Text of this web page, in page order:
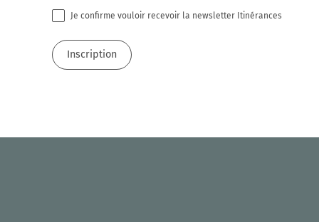
Je confirme vouloir recevoir la newsletter Itinérances